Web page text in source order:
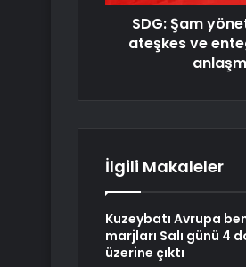
SDG: Şam
ateşkes ve
İlgili Makaleler
Kuzeybatı Avrupa
marjları Salı günü 4
üzerine çıktı